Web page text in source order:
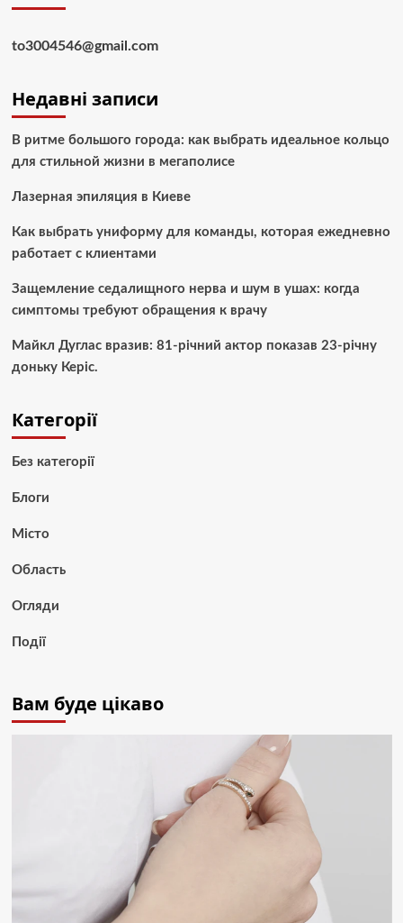
to3004546@gmail.com
Недавні записи
В ритме большого города: как выбрать идеальное кольцо
для стильной жизни в мегаполисе
Лазерная эпиляция в Киеве
Как выбрать униформу для команды, которая ежедневно
работает с клиентами
Защемление седалищного нерва и шум в ушах: когда
симптомы требуют обращения к врачу
Майкл Дуглас вразив: 81-річний актор показав 23-річну
доньку Керіс.
Категорії
Без категорії
Блоги
Місто
Область
Огляди
Події
Вам буде цікаво